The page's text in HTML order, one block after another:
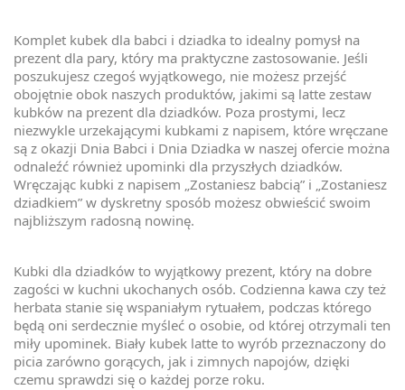
Komplet kubek dla babci i dziadka to idealny pomysł na
prezent dla pary, który ma praktyczne zastosowanie. Jeśli
poszukujesz czegoś wyjątkowego, nie możesz przejść
obojętnie obok naszych produktów, jakimi są latte zestaw
kubków na prezent dla dziadków. Poza prostymi, lecz
niezwykle urzekającymi kubkami z napisem, które wręczane
są z okazji Dnia Babci i Dnia Dziadka w naszej ofercie można
odnaleźć również upominki dla przyszłych dziadków.
Wręczając kubki z napisem „Zostaniesz babcią” i „Zostaniesz
dziadkiem” w dyskretny sposób możesz obwieścić swoim
najbliższym radosną nowinę.
Kubki dla dziadków to wyjątkowy prezent, który na dobre
zagości w kuchni ukochanych osób. Codzienna kawa czy też
herbata stanie się wspaniałym rytuałem, podczas którego
będą oni serdecznie myśleć o osobie, od której otrzymali ten
miły upominek. Biały kubek latte to wyrób przeznaczony do
picia zarówno gorących, jak i zimnych napojów, dzięki
czemu sprawdzi się o każdej porze roku.